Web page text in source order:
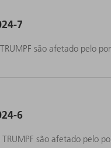
7
são afetado pelo
6
são afetado pelo